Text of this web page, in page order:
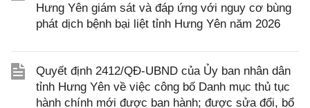
Hưng Yên giám sát và đáp ứng với nguy cơ bùng
phát dịch bệnh bại liệt tỉnh Hưng Yên năm 2026
Quyết định 2412/QĐ-UBND của Ủy ban nhân dân
tỉnh Hưng Yên về việc công bố Danh mục thủ tục
hành chính mới được ban hành; được sửa đổi, bổ